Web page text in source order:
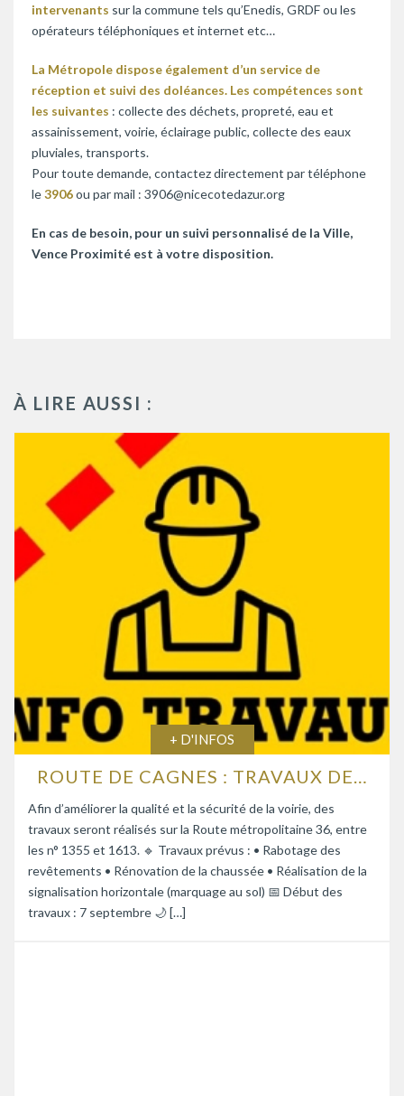
intervenants sur la commune tels qu’Enedis, GRDF ou les
opérateurs téléphoniques et internet etc…
La Métropole dispose également d’un service de
réception et suivi des doléances. Les compétences sont
les suivantes : collecte des déchets, propreté, eau et
assainissement, voirie, éclairage public, collecte des eaux
pluviales, transports.
Pour toute demande, contactez directement par téléphone
le3906ou par mail : 3906@nicecotedazur.org
En cas de besoin, pour un suivi personnalisé de la Ville,
Vence Proximité est à votre disposition.
À LIRE AUSSI :
+ D'INFOS
Afin d’améliorer la qualité et la sécurité de la voirie, des
travaux seront réalisés sur la Route métropolitaine 36, entre
les n° 1355 et 1613. 🔹 Travaux prévus : • Rabotage des
revêtements • Rénovation de la chaussée • Réalisation de la
signalisation horizontale (marquage au sol) 📅 Début des
travaux : 7 septembre 🌙 […]